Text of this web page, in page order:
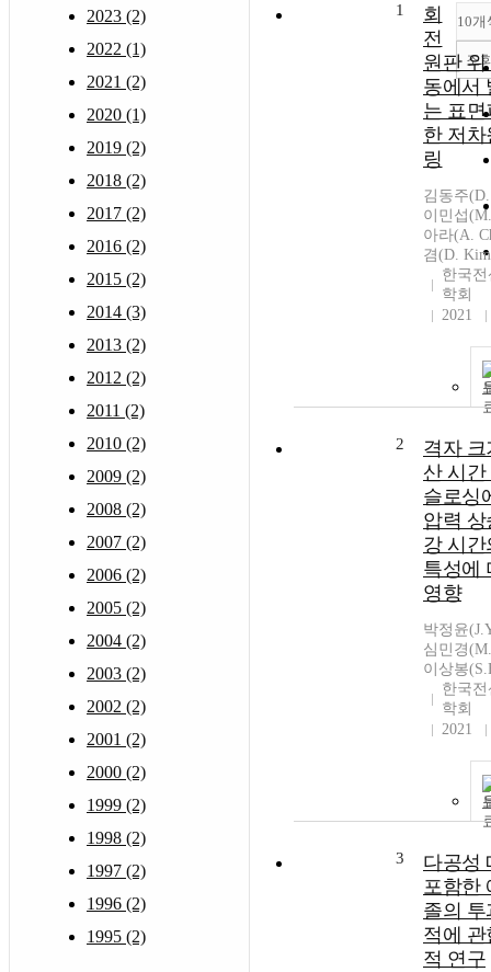
2023 (2)
2022 (1)
2021 (2)
2020 (1)
2019 (2)
2018 (2)
2017 (2)
2016 (2)
2015 (2)
2014 (3)
2013 (2)
2012 (2)
2011 (2)
2010 (2)
2009 (2)
2008 (2)
2007 (2)
2006 (2)
2005 (2)
2004 (2)
2003 (2)
2002 (2)
2001 (2)
2000 (2)
1999 (2)
1998 (2)
1997 (2)
1996 (2)
1995 (2)
10개
조
1
회
전
원판 위
동에서
는 표면
한 저차
링
김동주
이민섭
아라(A.
겸(D.
한국
학회
2021
2
격자 크
산 시간
슬로싱
압력 상
강 시간
특성에
영향
박정윤
심민경
이상봉
한국
학회
2021
3
다공성
포함한
졸의 투
적에 관
적 연구